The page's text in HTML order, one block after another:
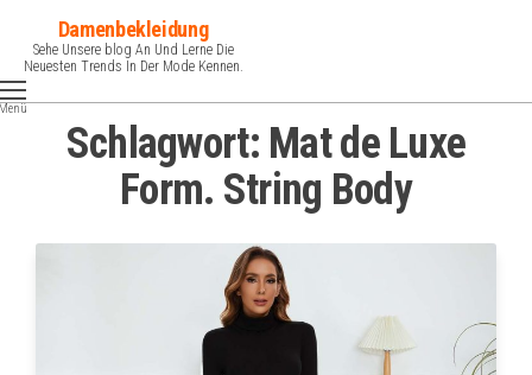
Inhalt
springen
Damenbekleidung
Sehe Unsere blog An Und Lerne Die
Neuesten Trends In Der Mode Kennen.
Schlagwort: Mat de Luxe
Form. String Body